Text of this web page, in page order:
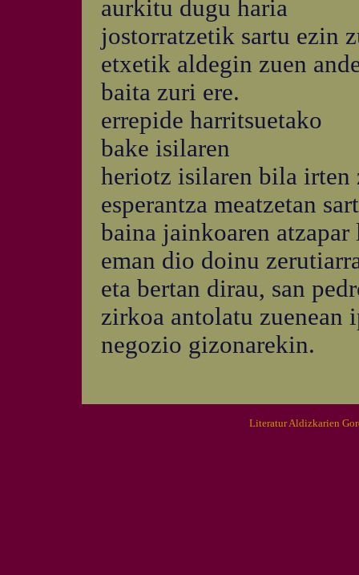
aurkitu dugu haria
jostorratzetik sartu ezin
etxetik aldegin zuen
baita zuri ere.
errepide harritsuetako
bake isilaren
heriotz isilaren bila irten
esperantza meatzetan
baina jainkoaren atzapar
eman dio doinu
eta bertan dirau, san
zirkoa antolatu zuenean
negozio gizonarekin.
Literatur Aldizkarien